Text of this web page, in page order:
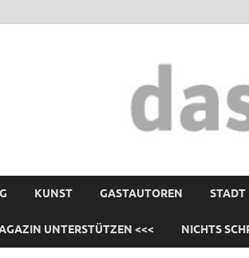
KUNST GASTAUTOREN STADT
UNTERSTÜTZEN <<< NICHTS